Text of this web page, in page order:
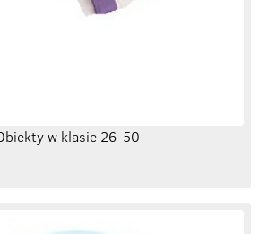
w klasie 26-50